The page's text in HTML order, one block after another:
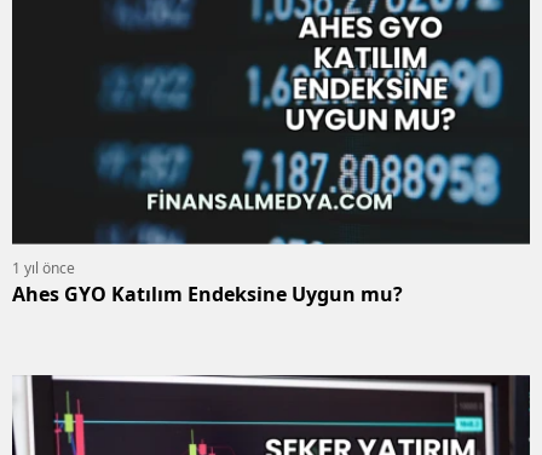
1 yıl önce
Ahes GYO Katılım Endeksine Uygun mu?